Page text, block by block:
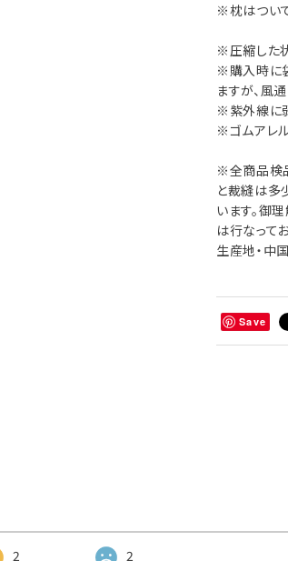
※枕はつい
※圧縮した
※購入時に
ますが、風
※紫外線に
※ゴムアレ
※全商品検
と裁縫は多
います。御
は行なって
生産地・中国
Save
2 2